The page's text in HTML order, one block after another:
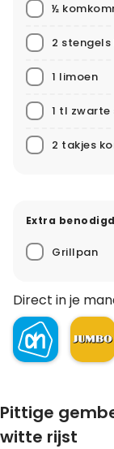
½
2 stengels
1 limoen
1 tl zwarte
2 takjes
Extra
Grillpan
Direct in je
Pittige
witte rijst